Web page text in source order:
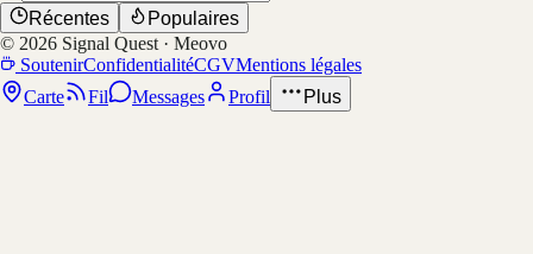
Récentes
Populaires
© 2026 Signal Quest · Meovo
SoutenirConfidentialitéCGVMentions légales
Carte
Fil Messages Profil Plus